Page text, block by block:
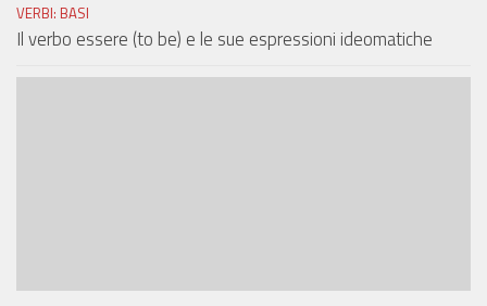
VERBI: BASI
Il verbo essere (to be) e le sue espressioni ideomatiche